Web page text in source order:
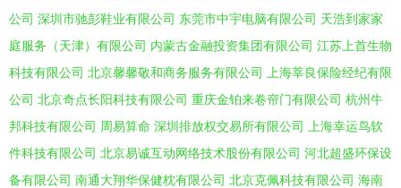
公司 深圳市驰彭鞋业有限公司 东莞市中宇电脑有限公司 天浩到家家
庭服务（天津）有限公司 内蒙古金融投资集团有限公司 江苏上首生物
科技有限公司 北京馨馨敬和商务服务有限公司
上海莘良保险经纪有限
公司 北京奇点长阳科技有限公司 重庆金铂来卷帘门有限公司 杭州牛
邦科技有限公司 周易算命 深圳排放权交易所有限公司
上海幸运鸟软
件科技有限公司 北京易诚互动网络技术股份有限公司 河北超盛环保设
备有限公司 南通大翔华保健枕有限公司 北京克佩科技有限公司 海南